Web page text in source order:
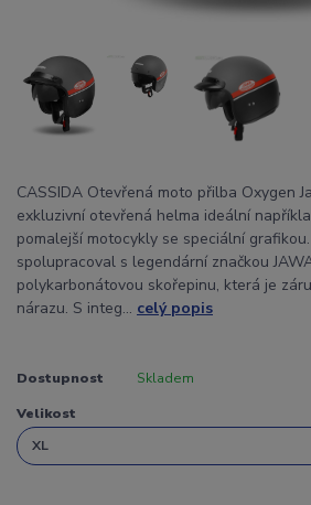
CASSIDA Otevřená moto přilba Oxygen
exkluzivní otevřená helma ideální
pomalejší motocykly se speciální
spolupracoval s legendární značkou
polykarbonátovou skořepinu, která je
nárazu. S integ... celý popis
Dostupnost Skladem
Velikost